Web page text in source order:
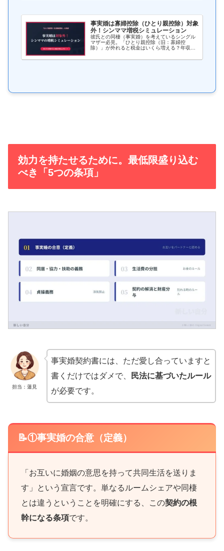
事実婚は寡婦控除（ひとり親控除）対象
外！シンママ増税シミュレーション
彼氏との同棲（事実婚）を考えているシングル
マザー必見。「ひとり親控除（旧：寡婦控
除）」が外れると税金はいくら増える？年収別
から外れることによる保育料などの「隠れデメ
効力を持たせるために。最低限盛り込む
べき「5つの条項」
担当：蓮見
事実婚契約書には、ただ愛し合っていますと
書くだけではダメで、
民法に基づいたルール
が必要です。
📝①事実婚の合意（定義）
「お互いに婚姻の意思を持って共同生活を送りま
す」という宣言です。単なるルームシェアや同棲
とは違うということを明確にする、この契約の根
幹になる条項です。